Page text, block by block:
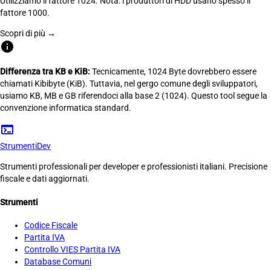
fattore 1000.
Scopri di più →
info
Differenza tra KB e KiB:Tecnicamente, 1024 Byte dovrebbero essere
chiamati Kibibyte (KiB). Tuttavia, nel gergo comune degli sviluppatori,
usiamo KB, MB e GB riferendoci alla base 2 (1024). Questo tool segue la
convenzione informatica standard.
terminal
StrumentiDev
Strumenti professionali per developer e professionisti italiani. Precisione
fiscale e dati aggiornati.
Strumenti
Codice Fiscale
Partita IVA
Controllo VIES Partita IVA
Database Comuni